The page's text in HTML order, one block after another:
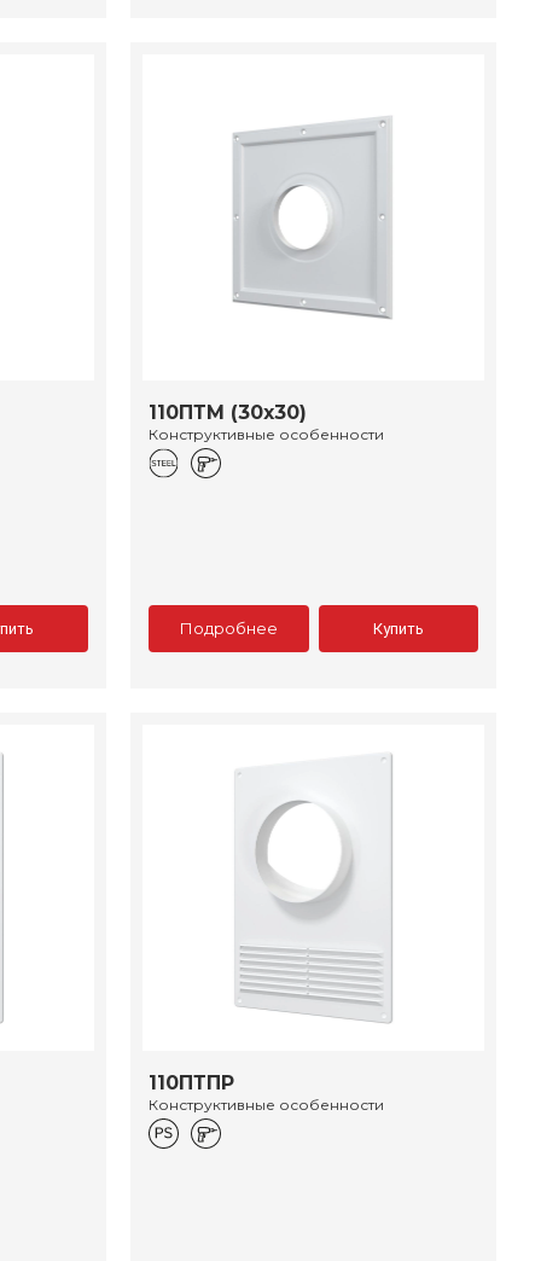
110ПТМ (30х30)
Конструктивные особенности
Подробнее Купить
110ПТПР
Конструктивные особенности